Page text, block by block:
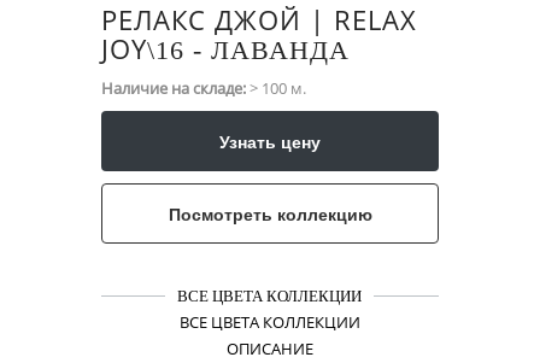
РЕЛАКС ДЖОЙ | RELAX
JOY\​16 - ЛАВАНДА
Наличие на складе:> 100 м.
Узнать цену
Посмотреть коллекцию
ВСЕ ЦВЕТА КОЛЛЕКЦИИ
ВСЕ ЦВЕТА КОЛЛЕКЦИИ
ОПИСАНИЕ